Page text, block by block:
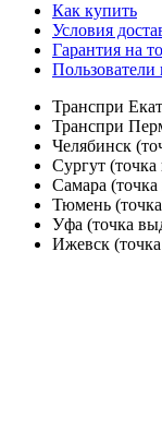
Как купить
Условия
Гарантия на
Транспри
Транспри
Челябинск
Сургут
Самара
Тюмень
Уфа (точка
Ижевск